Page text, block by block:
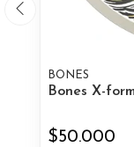
BONES
Bones X-
$50.000